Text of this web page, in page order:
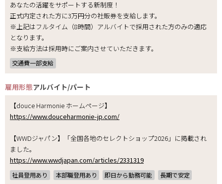
あなたの活躍をサポートする新制度！
正式内定された方に3万円分の社販券を支給します。
※上記はフルタイム（8時間）アルバイトで採用された方のみの適応
となります。
※支給方法は採用時にご案内させていただきます。
交通費一部支給
雇用形態アルバイト/パート
【douce Harmonie ホームページ】
https://www.douceharmonie-jp.com/
【WWDジャパン】「全国各地のセレクトショップ2026」に掲載され
ました。
https://www.wwdjapan.com/articles/2331319
社員登用あり 本部職登用あり 即日から勤務可能 長期で安定